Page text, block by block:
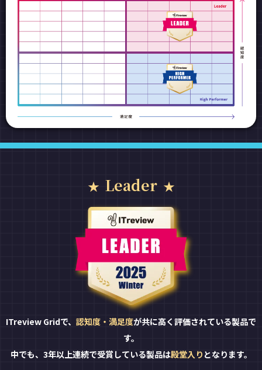
Leader
ITreview Gridで、 認知度・満足度が共に高く評価されている製品で
す。
中でも、3年以上連続で受賞している製品は殿堂入り となります。